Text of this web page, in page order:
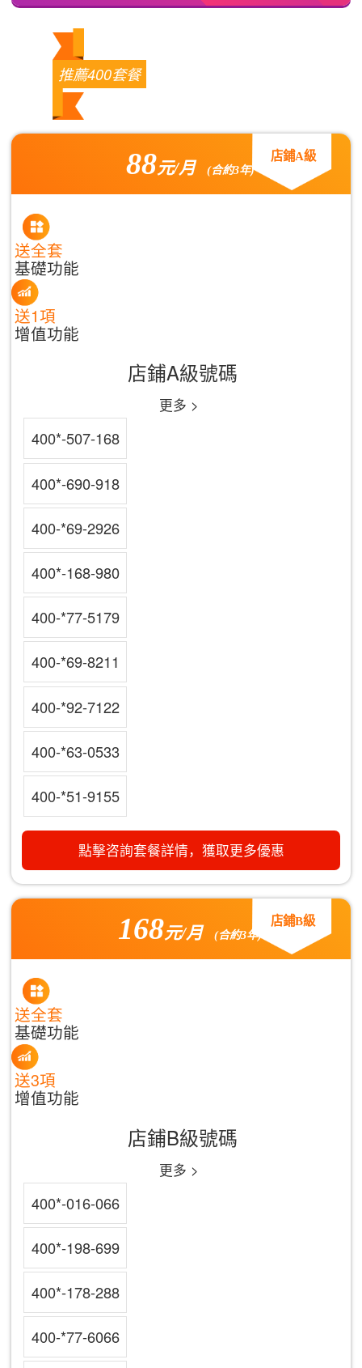
推薦400套餐
88元/月 (合約3年)
店鋪A級
送全套
基礎功能
送1項
增值功能
店鋪A級號碼
更多 >
400*-507-168
400*-690-918
400-*69-2926
400*-168-980
400-*77-5179
400-*69-8211
400-*92-7122
400-*63-0533
400-*51-9155
點擊咨詢套餐詳情，獲取更多優惠
168元/月 (合約3年)
店鋪B級
送全套
基礎功能
送3項
增值功能
店鋪B級號碼
更多 >
400*-016-066
400*-198-699
400*-178-288
400-*77-6066